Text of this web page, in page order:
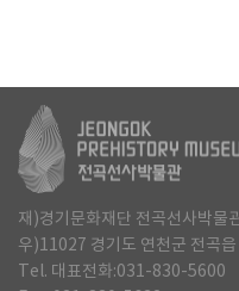
재)경기문화재단 전곡선사박물
우)11027 경기도 연천군 전곡
Tel. 대표전화:031-830-5600